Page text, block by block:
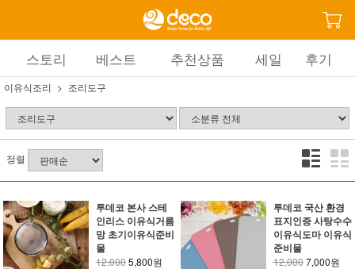
스토리 베스트 추천상품 세일 후기
이유식조리 조리도구
정렬
투데코 본사 스테
인리스 이유식거름
망 초기이유식준비
물
12,0005,800원
투데코 국산 환경
표지인증 사탕수수
이유식도마 이유식
준비물
12,0007,000원